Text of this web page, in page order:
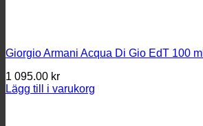
Giorgio Armani Acqua Di Gio EdT 100 ml
1 095.00 kr
Lägg till i varukorg